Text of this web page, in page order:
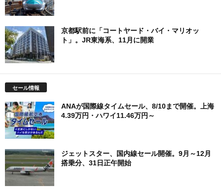
京都駅前に「コートヤード・バイ・マリオッ
ト」。JR東海系、11月に開業
セール情報
ANAが国際線タイムセール、8/10まで開催。上海
4.39万円・ハワイ11.46万円～
ジェットスター、国内線セール開催。9月～12月
搭乗分、31日正午開始